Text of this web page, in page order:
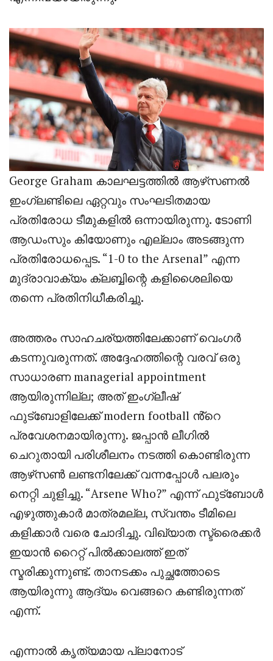
George Graham കാലഘട്ടത്തിൽ ആഴ്‌സണൽ
ഇംഗ്ലണ്ടിലെ ഏറ്റവും സംഘടിതമായ
പ്രതിരോധ ടീമുകളിൽ ഒന്നായിരുന്നു. ടോണി
ആഡംസും കിയോണും എല്ലാം അടങ്ങുന്ന
പ്രതിരോധപ്പെട. “1-0 to the Arsenal” എന്ന
മുദ്രാവാക്യം ക്ലബ്ബിന്റെ കളിശൈലിയെ
തന്നെ പ്രതിനിധീകരിച്ചു.
അത്തരം സാഹചര്യത്തിലേക്കാണ് വെംഗർ
കടന്നുവരുന്നത്. അദ്ദേഹത്തിന്റെ വരവ് ഒരു
സാധാരണ managerial appointment
ആയിരുന്നില്ല; അത് ഇംഗ്ലീഷ്
ഫുട്ബോളിലേക്ക് modern football ൻ്റെ
പ്രവേശനമായിരുന്നു. ജപ്പാൻ ലീഗിൽ
ചെറുതായി പരിശീലനം നടത്തി കൊണ്ടിരുന്ന
ആഴ്‌സൺ ലണ്ടനിലേക്ക് വന്നപ്പോൾ പലരും
നെറ്റി ചുളിച്ചു. “Arsene Who?” എന്ന് ഫുട്ബോൾ
എഴുത്തുകാർ മാത്രമല്ല, സ്വന്തം ടീമിലെ
കളിക്കാർ വരെ ചോദിച്ചു. വിഖ്യാത സ്ട്രൈക്കർ
ഇയാൻ റൈറ്റ് പിൽക്കാലത്ത് ഇത്
സ്മരിക്കുന്നുണ്ട്. താനടക്കം പുച്ഛത്തോടെ
ആയിരുന്നു ആദ്യം വെങ്ങറെ കണ്ടിരുന്നത്
എന്ന്.
എന്നാൽ കൃത്യമായ പ്ലാനോട്